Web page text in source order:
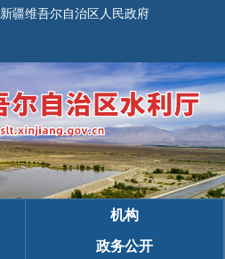
新疆维吾尔自治区人民政府
机构
政务公开